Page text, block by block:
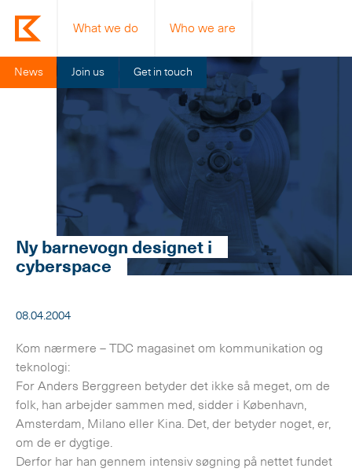
What we do Who we are
News Join us Get in touch
Ny barnevogn designet i
cyberspace
08.04.2004
Kom nærmere – TDC magasinet om kommunikation og
teknologi:
For Anders Berggreen betyder det ikke så meget, om de
folk, han arbejder sammen med, sidder i København,
Amsterdam, Milano eller Kina. Det, der betyder noget, er,
om de er dygtige.
Derfor har han gennem intensiv søgning på nettet fundet